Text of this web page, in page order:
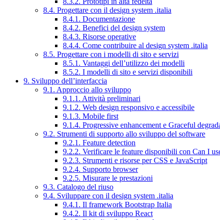
8.4. Progettare con il design system .italia
8.4.1. Documentazione
8.4.2. Benefici del design system
8.4.3. Risorse operative
8.4.4. Come contribuire al design system .italia
8.5. Progettare con i modelli di sito e servizi
8.5.1. Vantaggi dell’utilizzo dei modelli
8.5.2. I modelli di sito e servizi disponibili
9. Sviluppo dell’interfaccia
9.1. Approccio allo sviluppo
9.1.1. Attività preliminari
9.1.2. Web design responsivo e accessibile
9.1.3. Mobile first
9.1.4. Progressive enhancement e Graceful
9.2. Strumenti di supporto allo sviluppo del software
9.2.1. Feature detection
9.2.2. Verificare le feature disponibili con Can I
9.2.3. Strumenti e risorse per CSS e JavaScript
9.2.4. Supporto browser
9.2.5. Misurare le prestazioni
9.3. Catalogo del riuso
9.4. Sviluppare con il design system .italia
9.4.1. Il framework Bootstrap Italia
9.4.2. Il kit di sviluppo React